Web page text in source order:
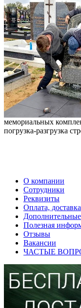
мемориальных
погрузка-разгрузка
О компании
Сотрудники
Реквизиты
Оплата, доставка
Полезная
Отзывы
Вакансии
ЧАСТЫЕ